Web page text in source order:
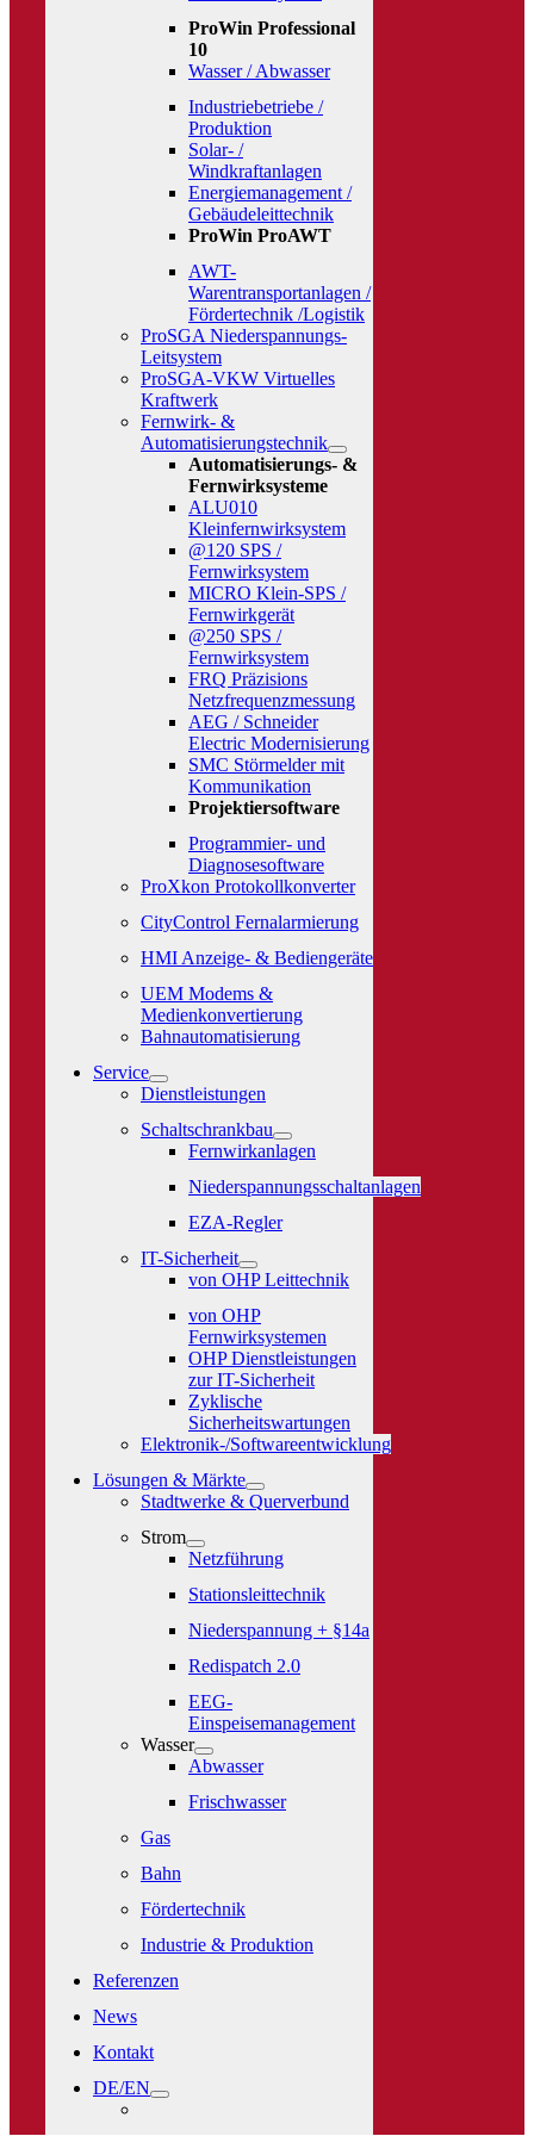
ProWin Professional
10
Wasser / Abwasser
Industriebetriebe /
Produktion
Solar- /
Windkraftanlagen
Energiemanagement /
Gebäudeleittechnik
ProWin ProAWT
AWT-
Warentransportanlagen /
Fördertechnik /Logistik
ProSGA Niederspannungs-
Leitsystem
ProSGA-VKW Virtuelles
Kraftwerk
Fernwirk- &
Automatisierungstechnik
Automatisierungs- &
Fernwirksysteme
ALU010
Kleinfernwirksystem
@120 SPS /
Fernwirksystem
MICRO Klein-SPS /
Fernwirkgerät
@250 SPS /
Fernwirksystem
FRQ Präzisions
Netzfrequenzmessung
AEG / Schneider
Electric Modernisierung
SMC Störmelder mit
Kommunikation
Projektiersoftware
Programmier- und
Diagnosesoftware
ProXkon Protokollkonverter
CityControl Fernalarmierung
HMI Anzeige- & Bediengeräte
UEM Modems &
Medienkonvertierung
Bahnautomatisierung
Service
Dienstleistungen
Schaltschrankbau
Fernwirkanlagen
Niederspannungsschaltanlagen
EZA-Regler
IT-Sicherheit
von OHP Leittechnik
von OHP
Fernwirksystemen
OHP Dienstleistungen
zur IT-Sicherheit
Zyklische
Sicherheitswartungen
Elektronik-/Softwareentwicklung
Lösungen & Märkte
Stadtwerke & Querverbund
Strom
Netzführung
Stationsleittechnik
Niederspannung + §14a
Redispatch 2.0
EEG-
Einspeisemanagement
Wasser
Abwasser
Frischwasser
Gas
Bahn
Fördertechnik
Industrie & Produktion
Referenzen
News
Kontakt
DE/EN